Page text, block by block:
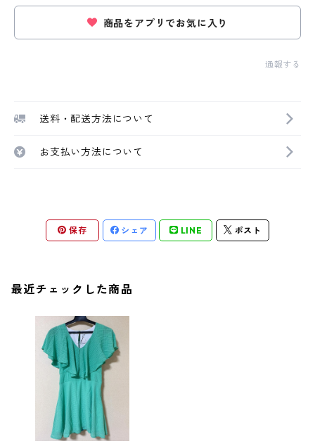
商品をアプリでお気に入り
通報する
送料・配送方法について
お支払い方法について
保存 シェア LINE ポスト
最近チェックした商品